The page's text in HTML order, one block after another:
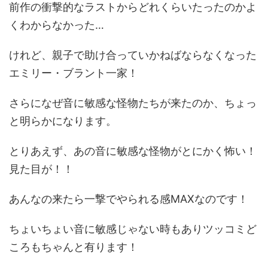
前作の衝撃的なラストからどれくらいたったのかよ
くわからなかった…
けれど、親子で助け合っていかねばならなくなった
エミリー・ブラント一家！
さらになぜ音に敏感な怪物たちが来たのか、ちょっ
と明らかになります。
とりあえず、あの音に敏感な怪物がとにかく怖い！
見た目が！！
あんなの来たら一撃でやられる感MAXなのです！
ちょいちょい音に敏感じゃない時もありツッコミど
ころもちゃんと有ります！